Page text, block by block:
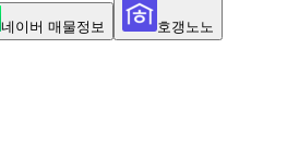
네이버 매물정보
호갱노노